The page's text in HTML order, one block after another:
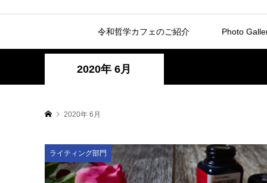
令和哲学カフェのご紹介 Photo
2020年 6月
2020年 6月
ライティング部門